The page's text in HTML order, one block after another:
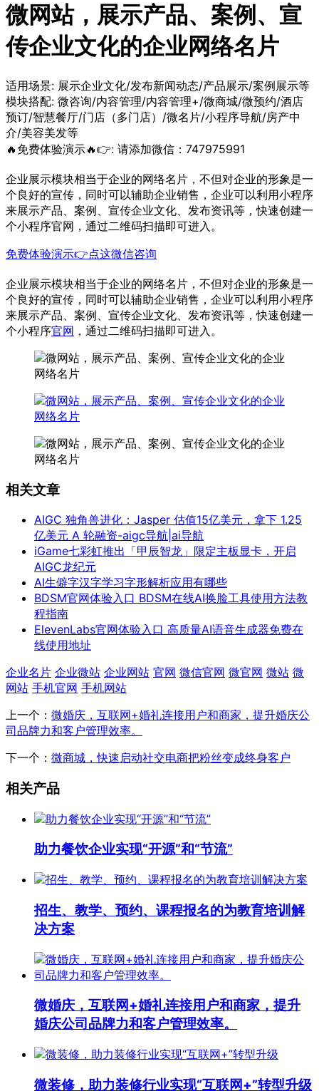
微网站，展示产品、案例、宣
传企业文化的企业网络名片
适用场景: 展示企业文化/发布新闻动态/产品展示/案例展示等
模块搭配: 微咨询/内容管理/内容管理+/微商城/微预约/酒店
预订/智慧餐厅/门店（多门店）/微名片/小程序导航/房产中
介/美容美发等
🔥免费体验演示🔥👉: 请添加微信：747975991
企业展示模块相当于企业的网络名片，不但对企业的形象是一
个良好的宣传，同时可以辅助企业销售，企业可以利用小程序
来展示产品、案例、宣传企业文化、发布资讯等，快速创建一
个小程序官网，通过二维码扫描即可进入。
免费体验演示👉点这微信咨询
企业展示模块相当于企业的网络名片，不但对企业的形象是一
个良好的宣传，同时可以辅助企业销售，企业可以利用小程序
来展示产品、案例、宣传企业文化、发布资讯等，快速创建一
个小程序官网 ，通过二维码扫描即可进入。
相关文章
AIGC 独角兽进化：Jasper 估值15亿美元，拿下 1.25
亿美元 A 轮融资-aigc导航|ai导航
iGame七彩虹推出「甲辰智龙」限定主板显卡，开启
AIGC龙纪元
AI生僻字汉字学习字形解析应用有哪些
BDSM官网体验入口 BDSM在线AI换脸工具使用方法教
程指南
ElevenLabs官网体验入口 高质量AI语音生成器免费在
线使用地址
企业名片 企业微站 企业网站 官网 微信官网 微官网 微站 微
网站 手机官网 手机网站
上一个： 微婚庆，互联网+婚礼连接用户和商家，提升婚庆公
司品牌力和客户管理效率。
下一个： 微商城，快速启动社交电商把粉丝变成终身客户
相关产品
助力餐饮企业实现“开源”和“节流”
招生、教学、预约、课程报名的为教育培训解
决方案
微婚庆，互联网+婚礼连接用户和商家，提升
婚庆公司品牌力和客户管理效率。
微装修，助力装修行业实现“互联网+”转型升级